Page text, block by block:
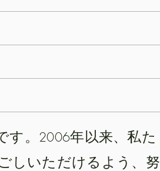
。2006年以来、私た
しいただけるよう、努